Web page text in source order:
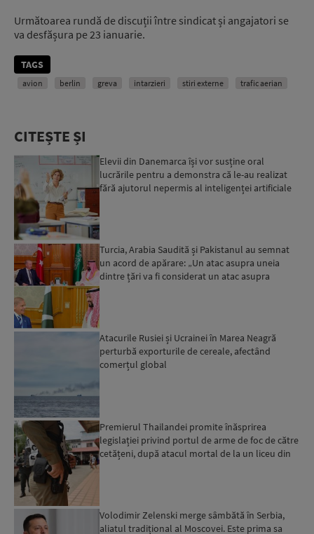
Următoarea rundă de discuții între sindicat și angajatori se
va desfășura pe 23 ianuarie.
TAGS
avion berlin greva intarzieri stiri externe trafic aerian
CITEȘTE ȘI
Elevii din Danemarca își vor susține oral
lucrările pentru a demonstra că le-au realizat
fără ajutorul nepermis al inteligenței artificiale
Turcia, Arabia Saudită și Pakistanul au semnat
un acord de apărare: „Un atac asupra uneia
dintre țări va fi considerat un atac asupra
Atacurile Rusiei și Ucrainei în Marea Neagră
perturbă exporturile de cereale, afectând
comerțul global
Premierul Thailandei promite înăsprirea
legislației privind portul de arme de foc de către
cetățeni, după atacul mortal de la un liceu din
Volodimir Zelenski merge sâmbătă în Serbia,
aliatul tradițional al Moscovei. Este prima sa